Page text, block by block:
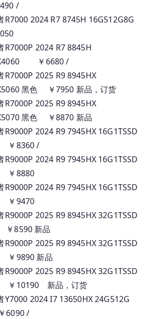
/
2024 R7 8745H 16G512G8G
2024 R7 8845H
￥6680 /
2025 R9 8945HX
黑色 ￥7950 新品，订货
2025 R9 8945HX
黑色 ￥8870 新品
2024 R9 7945HX 16G1TSSD
￥8360 /
2024 R9 7945HX 16G1TSSD
￥8880
2024 R9 7945HX 16G1TSSD
￥9470
2025 R9 8945HX 32G1TSSD
￥8590 新品
2025 R9 8945HX 32G1TSSD
￥9890 新品
2025 R9 8945HX 32G1TSSD
￥10190 新品，订货
2024 I7 13650HX 24G512G
6090 /